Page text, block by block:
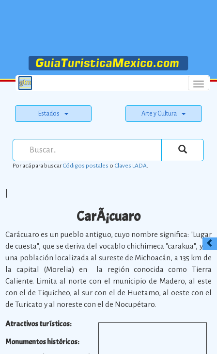
Menu
Estados Arte y Cultura
Por acá para buscarCódigos postales o Claves LADA.
CarÃ¡cuaro
Carácuaro es un pueblo antiguo, cuyo nombre significa: "Lugar
de cuesta", que se deriva del vocablo chichimeca "carakua", y es
una población localizada al sureste de Michoacán, a 135 km de
la capital (Morelia) en la región conocida como Tierra
Caliente. Limita al norte con el municipio de Madero, al este
con el de Tiquicheo, al sur con el de Huetamo, al oeste con el
de Turicato y al noreste con el de Nocupétaro.
Atractivos turísticos:
Monumentos históricos: